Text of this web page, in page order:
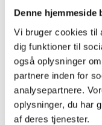
Denne hjemmeside
Vi bruger cookies til
dig funktioner til
også oplysninger
partnere inden for
analysepartnere.
oplysninger, du har
af deres tjenester.
medlydabsorberende
rug samtidigfarver
funktioneri rummet med
Reol og rumdeler aftræ
klud irent vandog
beklædningenskal
lydreducerende effekt.
Bue Reolen er et